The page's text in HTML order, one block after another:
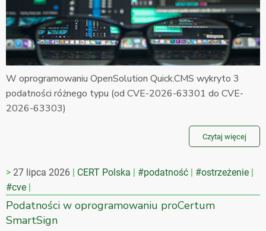
W oprogramowaniu OpenSolution Quick.CMS wykryto 3
podatności różnego typu (od CVE-2026-63301 do CVE-
2026-63303)
Czytaj więcej
27 lipca 2026 CERT Polska #podatność
#ostrzeżenie
#cve
Podatności w oprogramowaniu proCertum
SmartSign